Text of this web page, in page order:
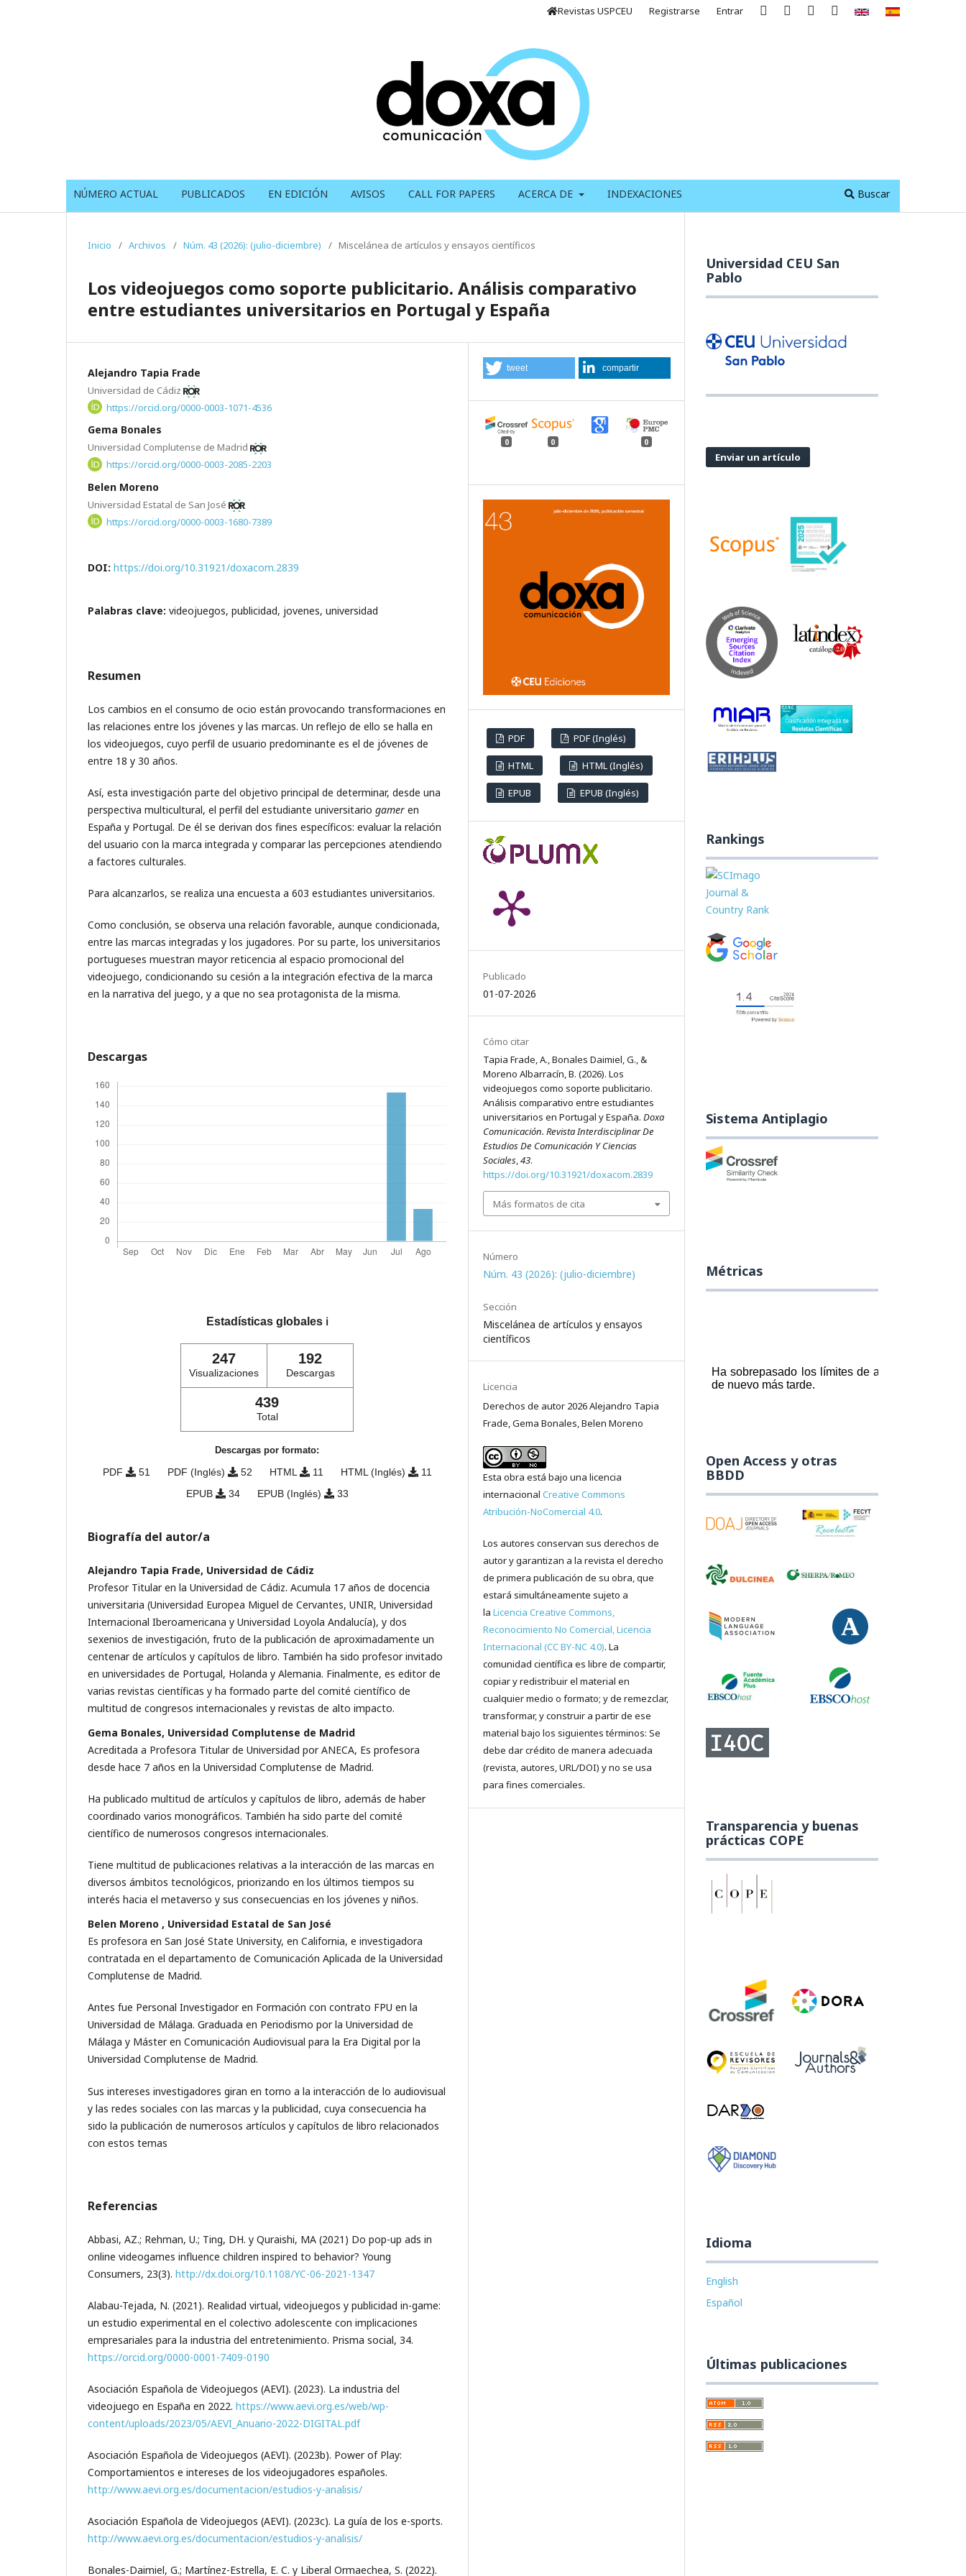
NÚMERO ACTUAL PUBLICADOS EN EDICIÓN AVISOS CALL FOR PAPERS ACERCA DE INDEXACIONES Buscar
Revistas USPCEU Registrarse Entrar
Inicio / Archivos / Núm. 43 (2026): (julio-diciembre) / Miscelánea de artículos y ensayos científicos
Los videojuegos como soporte publicitario. Análisis comparativo
entre estudiantes universitarios en Portugal y España
Alejandro Tapia Frade
Universidad de Cádiz
https://orcid.org/0000-0003-1071-4536
Gema Bonales
Universidad Complutense de Madrid
https://orcid.org/0000-0003-2085-2203
Belen Moreno
Universidad Estatal de San José
https://orcid.org/0000-0003-1680-7389
DOI: https://doi.org/10.31921/doxacom.2839
Palabras clave: videojuegos, publicidad, jovenes, universidad
Resumen
Los cambios en el consumo de ocio están provocando transformaciones en
las relaciones entre los jóvenes y las marcas. Un reflejo de ello se halla en
los videojuegos, cuyo perfil de usuario predominante es el de jóvenes de
entre 18 y 30 años.
Así, esta investigación parte del objetivo principal de determinar, desde una
perspectiva multicultural, el perfil del estudiante universitario gamer en
España y Portugal. De él se derivan dos fines específicos: evaluar la relación
del usuario con la marca integrada y comparar las percepciones atendiendo
a factores culturales.
Para alcanzarlos, se realiza una encuesta a 603 estudiantes universitarios.
Como conclusión, se observa una relación favorable, aunque condicionada,
entre las marcas integradas y los jugadores. Por su parte, los universitarios
portugueses muestran mayor reticencia al espacio promocional del
videojuego, condicionando su cesión a la integración efectiva de la marca
en la narrativa del juego, y a que no sea protagonista de la misma.
Descargas
Estadísticas globales ℹ️
247
Visualizaciones
192
Descargas
439
Total
Descargas por formato:
PDF 51 PDF (Inglés) 52 HTML 11 HTML (Inglés)
11
EPUB
34 EPUB (Inglés) 33
Biografía del autor/a
Alejandro Tapia Frade, Universidad de Cádiz
Profesor Titular en la Universidad de Cádiz. Acumula 17 años de docencia
universitaria (Universidad Europea Miguel de Cervantes, UNIR, Universidad
Internacional Iberoamericana y Universidad Loyola Andalucía), y dos
sexenios de investigación, fruto de la publicación de aproximadamente un
centenar de artículos y capítulos de libro. También ha sido profesor invitado
en universidades de Portugal, Holanda y Alemania. Finalmente, es editor de
varias revistas científicas y ha formado parte del comité científico de
multitud de congresos internacionales y revistas de alto impacto.
Gema Bonales, Universidad Complutense de Madrid
Acreditada a Profesora Titular de Universidad por ANECA, Es profesora
desde hace 7 años en la Universidad Complutense de Madrid.
Ha publicado multitud de artículos y capítulos de libro, además de haber
coordinado varios monográficos. También ha sido parte del comité
científico de numerosos congresos internacionales.
Tiene multitud de publicaciones relativas a la interacción de las marcas en
diversos ámbitos tecnológicos, priorizando en los últimos tiempos su
interés hacia el metaverso y sus consecuencias en los jóvenes y niños.
Belen Moreno , Universidad Estatal de San José
Es profesora en San José State University, en California, e investigadora
contratada en el departamento de Comunicación Aplicada de la Universidad
Complutense de Madrid.
Antes fue Personal Investigador en Formación con contrato FPU en la
Universidad de Málaga. Graduada en Periodismo por la Universidad de
Málaga y Máster en Comunicación Audiovisual para la Era Digital por la
Universidad Complutense de Madrid.
Sus intereses investigadores giran en torno a la interacción de lo audiovisual
y las redes sociales con las marcas y la publicidad, cuya consecuencia ha
sido la publicación de numerosos artículos y capítulos de libro relacionados
con estos temas
Referencias
Abbasi, AZ.; Rehman, U.; Ting, DH. y Quraishi, MA (2021) Do pop-up ads in
online videogames influence children inspired to behavior? Young
Consumers, 23(3). http://dx.doi.org/10.1108/YC-06-2021-1347
Alabau-Tejada, N. (2021). Realidad virtual, videojuegos y publicidad in-game:
un estudio experimental en el colectivo adolescente con implicaciones
empresariales para la industria del entretenimiento. Prisma social, 34.
https://orcid.org/0000-0001-7409-0190
Asociación Española de Videojuegos (AEVI). (2023). La industria del
videojuego en España en 2022. https://www.aevi.org.es/web/wp-
content/uploads/2023/05/AEVI_Anuario-2022-DIGITAL.pdf
Asociación Española de Videojuegos (AEVI). (2023b). Power of Play:
Comportamientos e intereses de los videojugadores españoles.
http://www.aevi.org.es/documentacion/estudios-y-analisis/
Asociación Española de Videojuegos (AEVI). (2023c). La guía de los e-sports.
http://www.aevi.org.es/documentacion/estudios-y-analisis/
Bonales-Daimiel, G.; Martínez-Estrella, E. C. y Liberal Ormaechea, S. (2022).
PDF PDF (Inglés)
HTML HTML (Inglés)
EPUB EPUB (Inglés)
Publicado
01-07-2026
Número
Núm. 43 (2026): (julio-diciembre)
Sección
Miscelánea de artículos y ensayos
científicos
Licencia
Derechos de autor 2026 Alejandro Tapia
Frade, Gema Bonales, Belen Moreno
Esta obra está bajo una licencia
internacionalCreative Commons
Atribución-NoComercial 4.0.
Los autores conservan sus derechos de
autor y garantizan a la revista el derecho
de primera publicación de su obra, que
estará simultáneamente sujeto a
laLicencia Creative Commons,
Reconocimiento No Comercial, Licencia
Internacional (CC BY-NC 4.0). La
comunidad científica es libre de compartir,
copiar y redistribuir el material en
cualquier medio o formato; y de remezclar,
transformar, y construir a partir de ese
material bajo los siguientes términos: Se
debe dar crédito de manera adecuada
(revista, autores, URL/DOI) y no se usa
para fines comerciales.
Cómo citar
Tapia Frade, A., Bonales Daimiel, G., &
Moreno Albarracín, B. (2026). Los
videojuegos como soporte publicitario.
Análisis comparativo entre estudiantes
universitarios en Portugal y España.Doxa
Comunicación. Revista Interdisciplinar De
Estudios De Comunicación Y Ciencias
Sociales,43.
https://doi.org/10.31921/doxacom.2839
Más formatos de cita
tweet compartir
0 0 0
Universidad CEU San
Pablo
Enviar un artículo
Rankings
Sistema Antiplagio
Métricas
Open Access y otras
BBDD
Transparencia y buenas
prácticas COPE
Idioma
English
Español
Últimas publicaciones